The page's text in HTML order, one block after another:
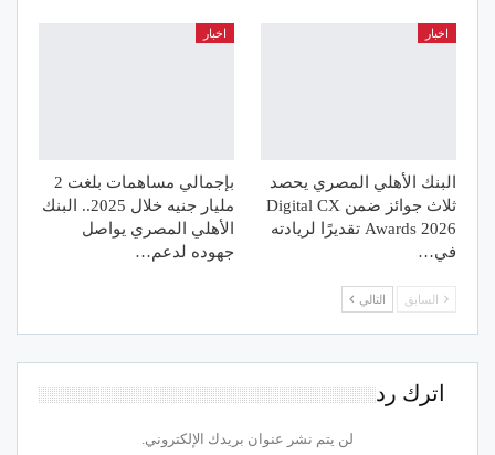
اخبار
البنك الأهلي المصري يحصد
ثلاث جوائز ضمن Digital CX
Awards 2026 تقديرًا لريادته
في…
اخبار
بإجمالي مساهمات بلغت 2
مليار جنيه خلال 2025.. البنك
الأهلي المصري يواصل
جهوده لدعم…
السابق التالي
اترك رد
لن يتم نشر عنوان بريدك الإلكتروني.